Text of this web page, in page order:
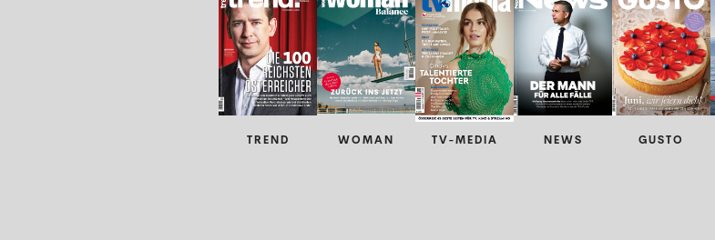
TREND WOMAN TV-MEDIA NEWS GUSTO